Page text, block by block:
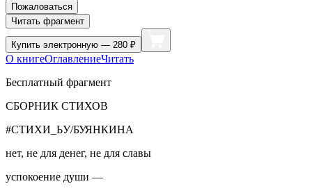
Пожаловаться
Читать фрагмент
Купить электронную — 280 ₽
О книгеОглавлениеЧитать
Бесплатный фрагмент
СБОРНИК СТИХОВ
#СТИХИ_ЬУ/БУЯНКИНА
нет, не для денег, не для славы
успокоение души —